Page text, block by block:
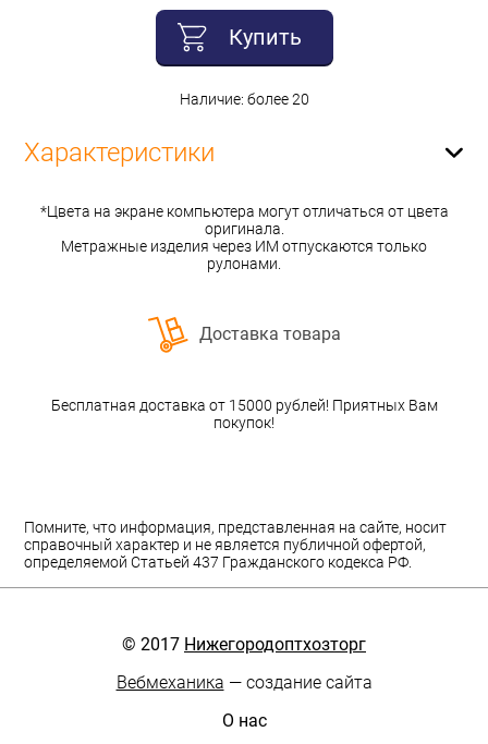
Купить
Наличие: более 20
Характеристики
*Цвета на экране компьютера могут отличаться от цвета
оригинала.
Метражные изделия через ИМ отпускаются только
рулонами.
Доставка товара
Бесплатная доставка от 15000 рублей! Приятных Вам
покупок!
Помните, что информация, представленная на сайте, носит
справочный характер и не является публичной офертой,
определяемой Статьей 437 Гражданского кодекса РФ.
© 2017 Нижегородоптхозторг
Вебмеханика — создание сайта
О нас